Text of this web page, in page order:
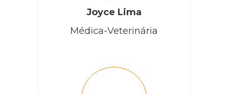
Joyce Lima
Médica-Veterinária